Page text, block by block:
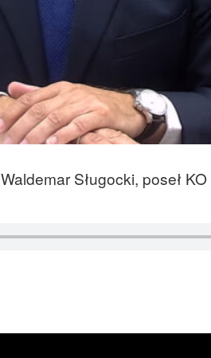
Sługocki, poseł KO